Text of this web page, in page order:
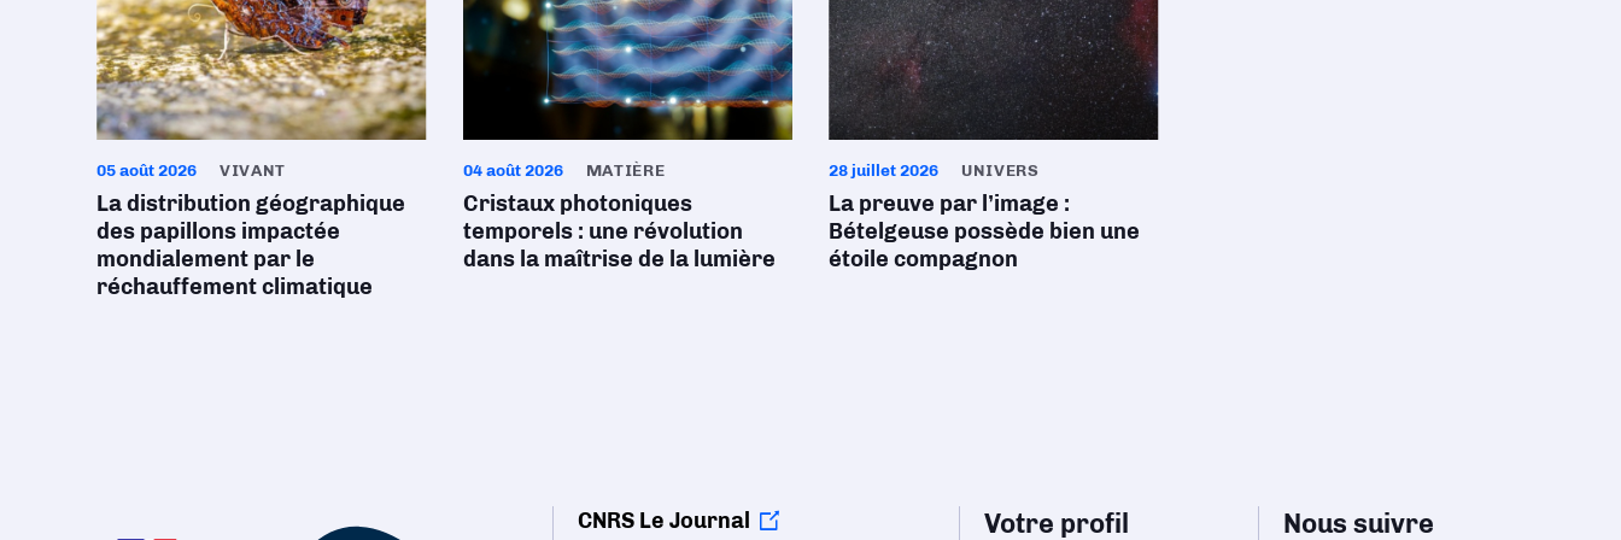
05 août 2026 VIVANT
La distribution géographique
des papillons impactée
mondialement par le
réchauffement climatique
04 août 2026 MATIÈRE
Cristaux photoniques
temporels : une révolution
dans la maîtrise de la lumière
28 juillet 2026 UNIVERS
La preuve par l’image :
Bételgeuse possède bien une
étoile compagnon
CNRS Le Journal
Votre profil Nous suivre